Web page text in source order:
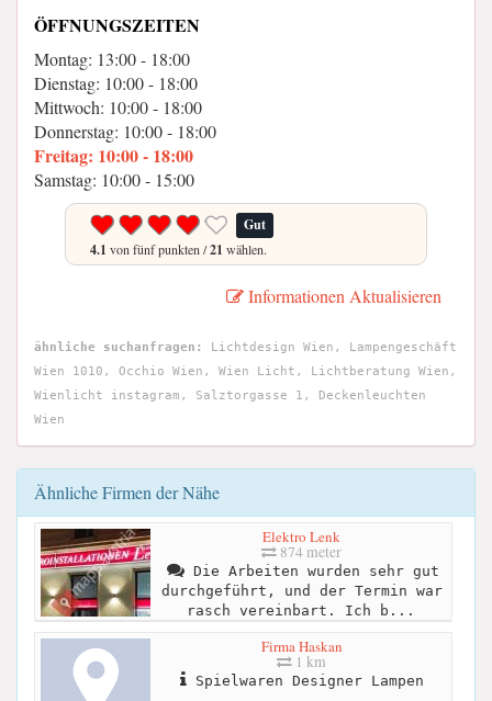
ÖFFNUNGSZEITEN
Montag: 13:00 - 18:00
Dienstag: 10:00 - 18:00
Mittwoch: 10:00 - 18:00
Donnerstag: 10:00 - 18:00
Freitag: 10:00 - 18:00
Samstag: 10:00 - 15:00
Gut
4.1 von fünf punkten /21 wählen.
Informationen Aktualisieren
ähnliche suchanfragen:
Lichtdesign Wien, Lampengeschäft
Wien 1010, Occhio Wien, Wien Licht, Lichtberatung Wien,
Wienlicht instagram, Salztorgasse 1, Deckenleuchten
Wien
Ähnliche Firmen der Nähe
Elektro Lenk
874 meter
Die Arbeiten wurden sehr gut
durchgeführt, und der Termin war
rasch vereinbart. Ich b...
Firma Haskan
1 km
Spielwaren Designer Lampen